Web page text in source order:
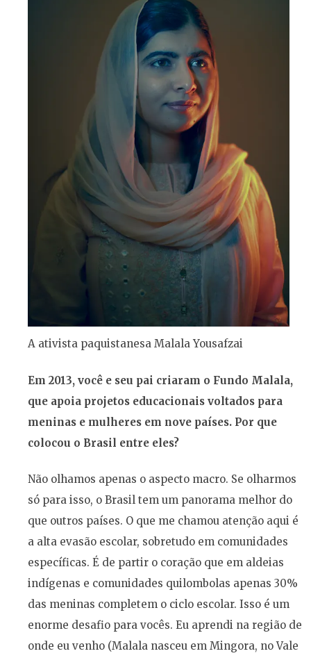
A ativista paquistanesa Malala Yousafzai
Em 2013, você e seu pai criaram o Fundo Malala,
que apoia projetos educacionais voltados para
meninas e mulheres em nove países. Por que
colocou o Brasil entre eles?
Não olhamos apenas o aspecto macro. Se olharmos
só para isso, o Brasil tem um panorama melhor do
que outros países. O que me chamou atenção aqui é
a alta evasão escolar, sobretudo em comunidades
específicas. É de partir o coração que em aldeias
indígenas e comunidades quilombolas apenas 30%
das meninas completem o ciclo escolar. Isso é um
enorme desafio para vocês. Eu aprendi na região de
onde eu venho (Malala nasceu em Mingora, no Vale